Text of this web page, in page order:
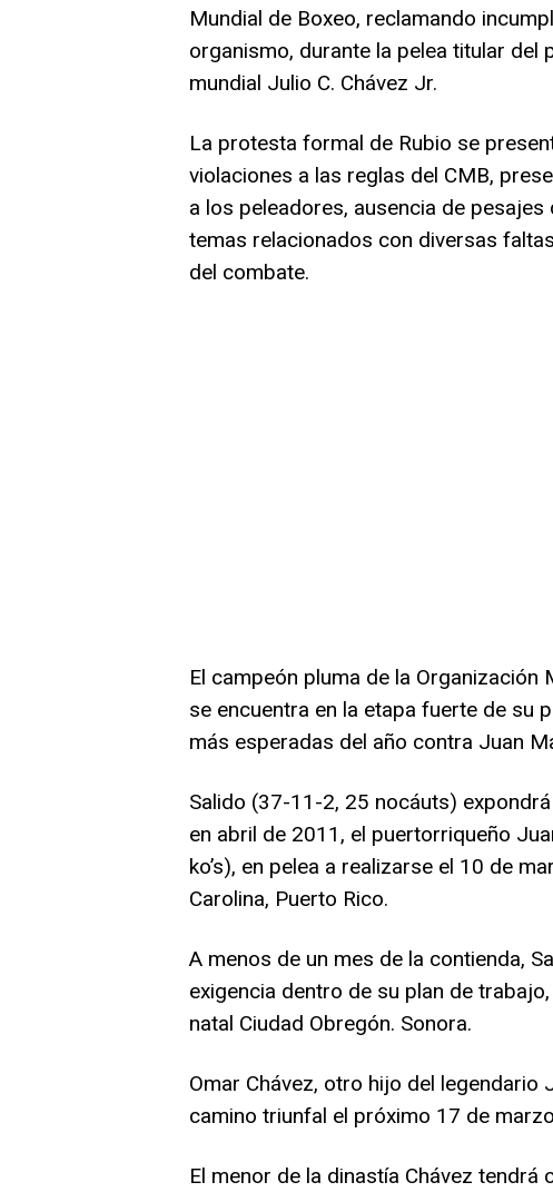
Mundial de Boxeo, reclamando
organismo, durante la pelea titular
mundial Julio C. Chávez Jr.
La protesta formal de Rubio se
violaciones a las reglas del CMB,
a los peleadores, ausencia de
temas relacionados con diversas
del combate.
El campeón pluma de la Organización
se encuentra en la etapa fuerte de su
más esperadas del año contra Juan
Salido (37-11-2, 25 nocáuts)
en abril de 2011, el puertorriqueño
ko’s), en pelea a realizarse el 10 de
Carolina, Puerto Rico.
A menos de un mes de la contienda,
exigencia dentro de su plan de
natal Ciudad Obregón. Sonora.
Omar Chávez, otro hijo del legendario
camino triunfal el próximo 17 de
El menor de la dinastía Chávez